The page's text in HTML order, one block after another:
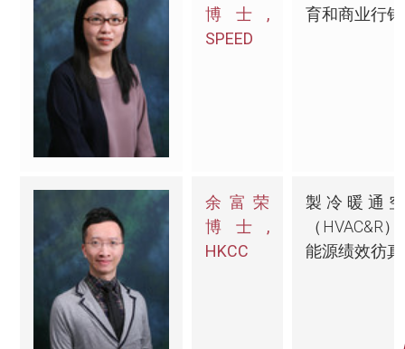
博士,
SPEED
育和商业行销
余富荣
博士,
HKCC
製冷暖通
（HVAC&R
能源绩效彷